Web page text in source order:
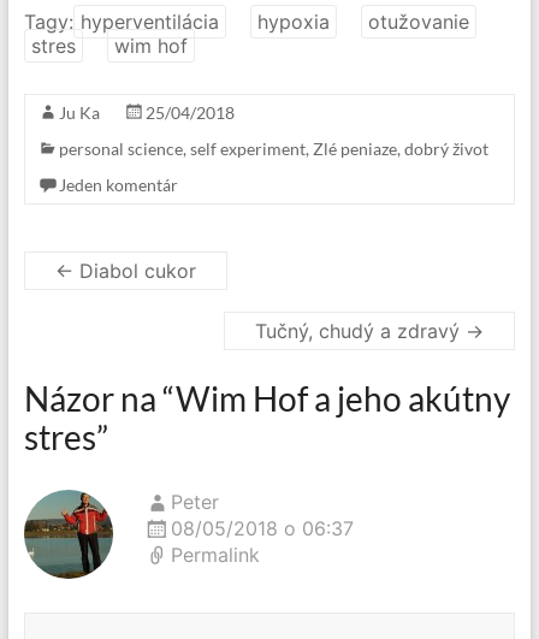
Tagy: hyperventilácia hypoxia
otužovanie
stres
wim hof
Ju Ka
25/04/2018
personal science, self experiment, Zlé peniaze, dobrý život
Jeden komentár
← Diabol cukor
Tučný, chudý a zdravý →
Názor na “Wim Hof a jeho akútny
stres”
Peter
08/05/2018 o 06:37
Permalink